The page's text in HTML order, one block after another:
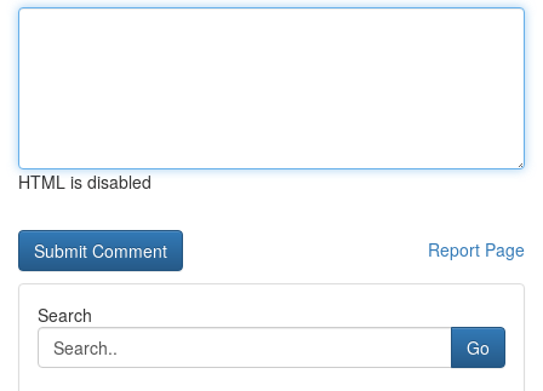
HTML is disabled
Report Page
Search
Go